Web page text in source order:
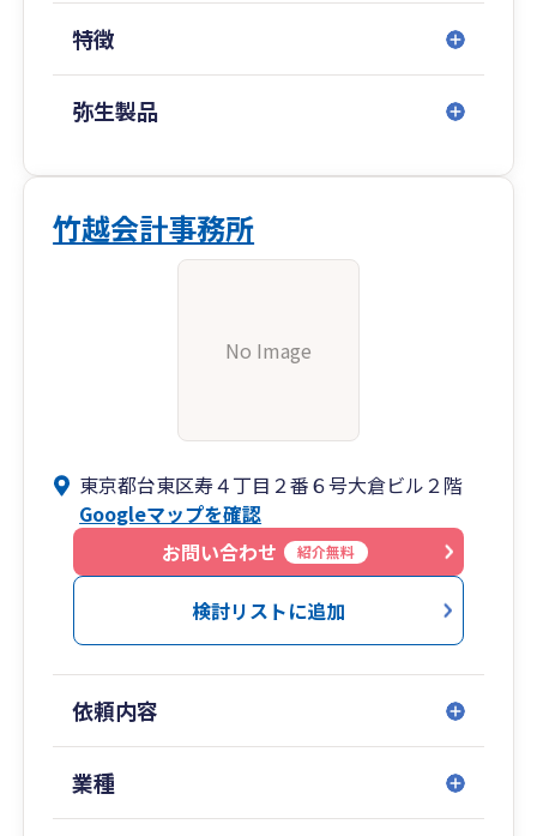
特徴
弥生製品
竹越会計事務所
No Image
東京都台東区寿４丁目２番６号大倉ビル２階
Googleマップを確認
お問い合わせ
紹介無料
検討リストに追加
依頼内容
業種